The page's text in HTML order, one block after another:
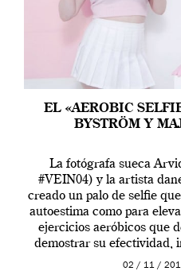
EL «AEROBIC
BYSTRÖM Y
La fotógrafa sueca
#VEIN04) y la artista
creado un palo de selfie
autoestima como para
ejercicios aeróbicos que
demostrar su efectividad,
prueba en
02 / 11 /